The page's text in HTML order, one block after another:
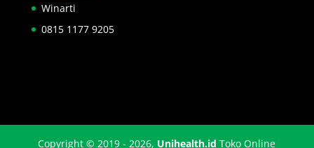
Winarti
0815 1177 9205
Copyright © 2019 - 2026, Unihealth.id Toko Online